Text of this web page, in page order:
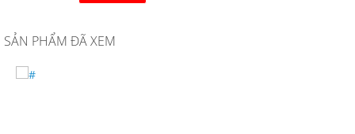
SẢN PHẨM ĐÃ XEM